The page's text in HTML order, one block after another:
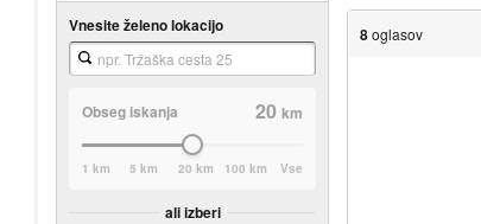
8oglasov
Vnesite želeno lokacijo
Obseg iskanja 20km
1 km 5 km 20 km 100 km Vse
ali izberi